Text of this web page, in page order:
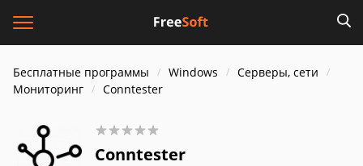
Бесплатные программы Windows
Серверы, сети
Мониторинг
Conntester
Conntester